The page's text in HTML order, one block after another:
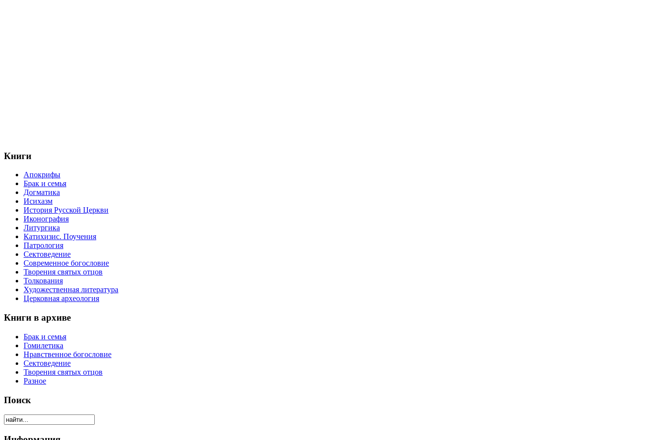
Книги
Апокрифы
Брак и семья
Догматика
Исихазм
История Русской Церкви
Иконография
Литургика
Катихизис. Поучения
Патрология
Сектоведение
Современное богословие
Творения святых отцов
Толкования
Художественная литература
Церковная археология
Книги в архиве
Брак и семья
Гомилетика
Нравственное богословие
Сектоведение
Творения святых отцов
Разное
Поиск